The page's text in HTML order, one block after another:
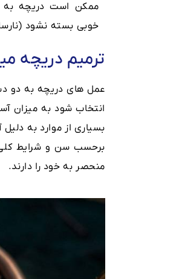
ممکن است دریچه به
خوبی بسته نشود
ترمیم دریچه
عمل های دریچه به دو
انتخاب شود به میزان
بسیاری از موارد به
برحسب سن و شرایط کلی
منحصر به خود را دارند.